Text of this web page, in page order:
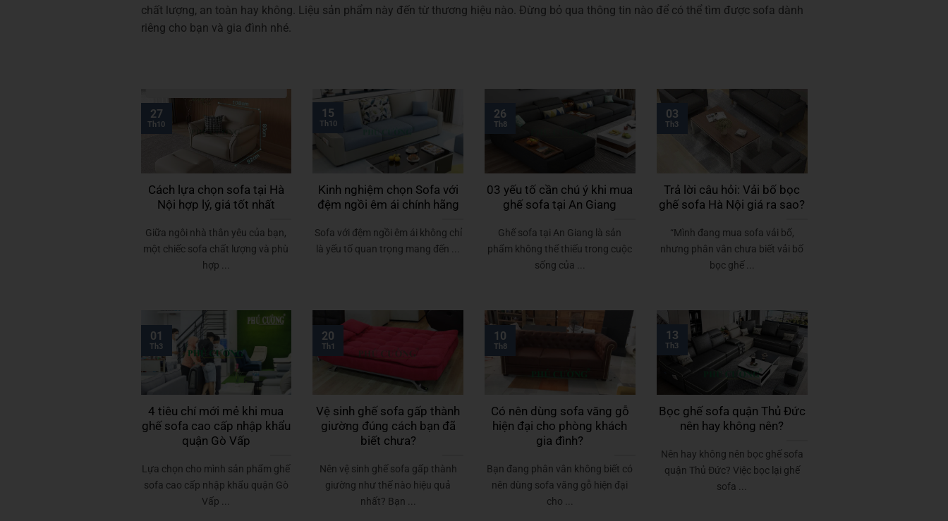
chất lượng, an toàn hay không. Liệu sản phẩm này đến từ thương hiệu nào. Đừng bỏ qua thông tin nào để có thể tìm được sofa dành
riêng cho bạn và gia đình nhé.
Cách lựa chọn sofa tại Hà
Nội hợp lý, giá tốt nhất
Giữa ngôi nhà thân yêu của bạn,
một chiếc sofa chất lượng và phù
hợp ...
27
Th10
Kinh nghiệm chọn Sofa với
đệm ngồi êm ái chính hãng
Sofa với đệm ngồi êm ái không chỉ
là yếu tố quan trọng mang đến ...
15
Th10
03 yếu tố cần chú ý khi mua
ghế sofa tại An Giang
Ghế sofa tại An Giang là sản
phẩm không thể thiếu trong cuộc
sống của ...
26
Th8
Trả lời câu hỏi: Vải bố bọc
ghế sofa Hà Nội giá ra sao?
“Mình đang mua sofa vải bố,
nhưng phân vân chưa biết vải bố
bọc ghế ...
03
Th3
4 tiêu chí mới mẻ khi mua
ghế sofa cao cấp nhập khẩu
quận Gò Vấp
Lựa chọn cho mình sản phẩm ghế
sofa cao cấp nhập khẩu quận Gò
Vấp ...
01
Th3
Vệ sinh ghế sofa gấp thành
giường đúng cách bạn đã
biết chưa?
Nên vệ sinh ghế sofa gấp thành
giường như thế nào hiệu quả
nhất? Bạn ...
20
Th1
Có nên dùng sofa văng gỗ
hiện đại cho phòng khách
gia đình?
Bạn đang phân vân không biết có
nên dùng sofa văng gỗ hiện đại
cho ...
10
Th8
Bọc ghế sofa quận Thủ Đức
nên hay không nên?
Nên hay không nên bọc ghế sofa
quận Thủ Đức? Việc bọc lại ghế
sofa ...
13
Th3